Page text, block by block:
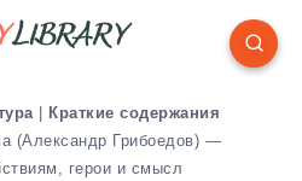
| Краткие содержания
(Александр Грибоедов) —
герои и смысл